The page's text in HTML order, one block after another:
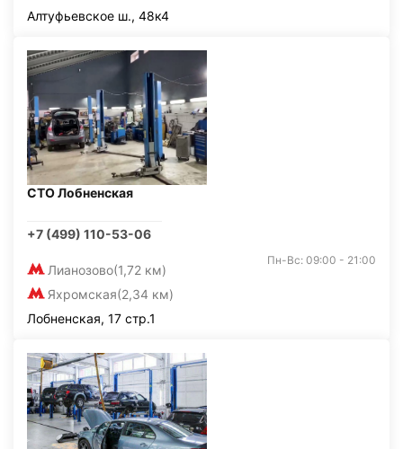
Алтуфьевское ш., 48к4
СТО Лобненская
+7 (499) 110-53-06
Лианозово(1,72 км)
Яхромская(2,34 км)
Пн-Вс: 09:00 - 21:00
Лобненская, 17 стр.1